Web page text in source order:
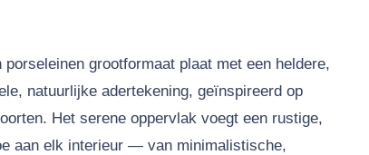
grootformaat plaat met een heldere,
natuurlijke adertekening, geïnspireerd op
Het serene oppervlak voegt een rustige,
aan elk interieur — van minimalistische,